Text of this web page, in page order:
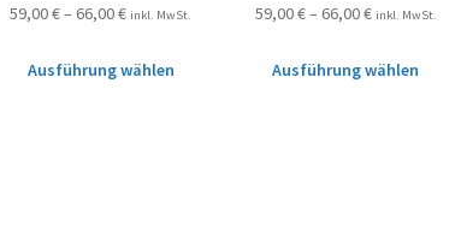
59,00€– 66,00€ inkl. MwSt.
Ausführung wählen
59,00€– 66,00€ inkl. MwSt.
Ausführung wählen